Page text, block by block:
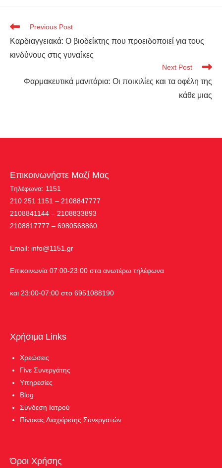
Previous Post
Καρδιαγγειακά: Ο βιοδείκτης που προειδοποιεί για τους
κινδύνους στις γυναίκες
Next Post
Φαρμακευτικά μανιτάρια: Οι ποικιλίες και τα οφέλη της
κάθε μιας
Επικοινωνήστε Μαζί Μας
Τηλέφωνα: 1151
210 251 1151 – 2108847777
2108841144 – 2108833893
2108817777 – 6980568860
Εmail: info@1151.gr
Επικοινωνία 07:00-23:00 στα ανωτέρω τηλέφωνα
και 23:00-07:00 στο 6951088190
Χρήσιμα Links
Χρεώσεις
Γίνε Συνεργάτης
Υπηρεσίες
Blog
Σύνδεση Ιατρού
Πίνακας Διαχείρισης Συνεργατών
Όροι Χρήσης